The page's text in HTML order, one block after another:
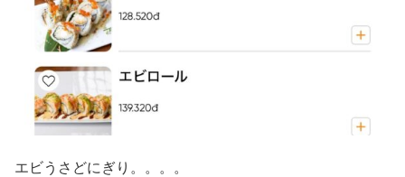
エビうさどにぎり。。。。